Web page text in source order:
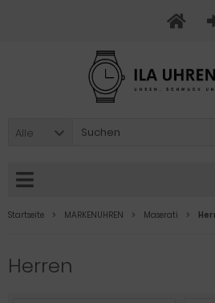
Alle
Startseite MARKENUHREN Maserati
Herren